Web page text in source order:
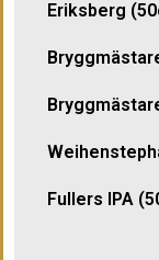
Eriksberg
Fullers IPA